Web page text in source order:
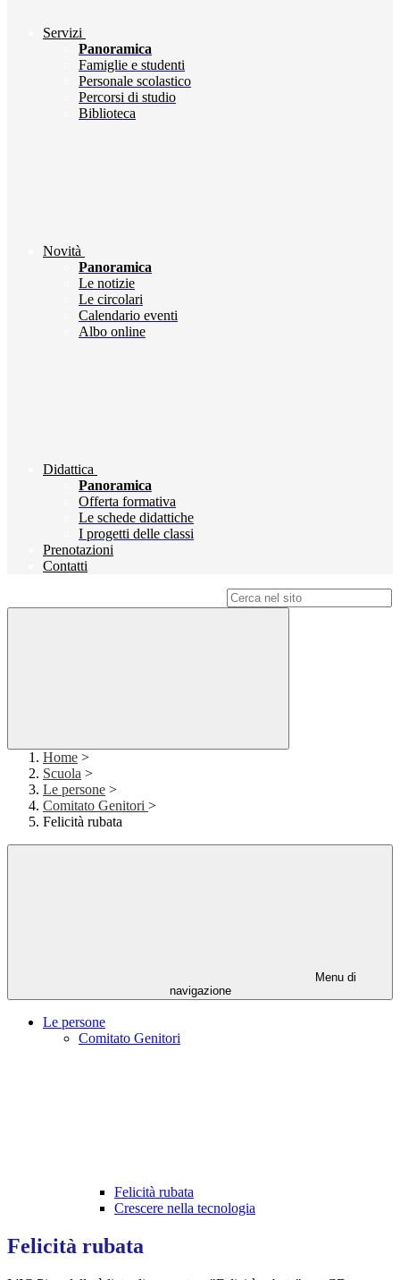
Servizi
Panoramica
Famiglie e studenti
Personale scolastico
Percorsi di studio
Biblioteca
Novità
Panoramica
Le notizie
Le circolari
Calendario eventi
Albo online
Didattica
Panoramica
Offerta formativa
Le schede didattiche
I progetti delle classi
Prenotazioni
Contatti
Home >
Scuola >
Le persone >
Comitato Genitori >
Felicità rubata
Menu di
navigazione
Le persone
Comitato Genitori
Felicità rubata
Crescere nella tecnologia
Felicità rubata